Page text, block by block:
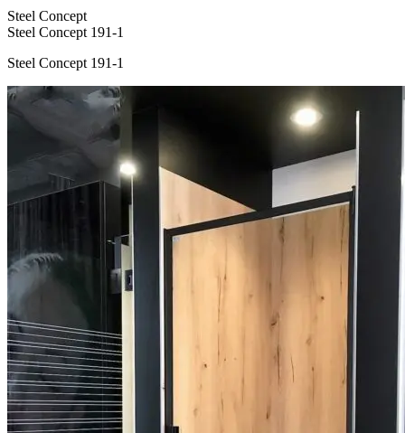
Steel Concept
Steel Concept 191-1
Steel Concept 191-1